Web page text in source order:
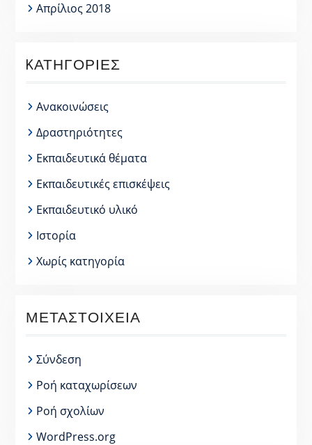
Απρίλιος 2018
KΑΤΗΓΟΡΊΕΣ
Ανακοινώσεις
Δραστηριότητες
Εκπαιδευτικά θέματα
Εκπαιδευτικές επισκέψεις
Εκπαιδευτικό υλικό
Ιστορία
Χωρίς κατηγορία
ΜΕΤΑΣΤΟΙΧΕΊΑ
Σύνδεση
Ροή καταχωρίσεων
Ροή σχολίων
WordPress.org